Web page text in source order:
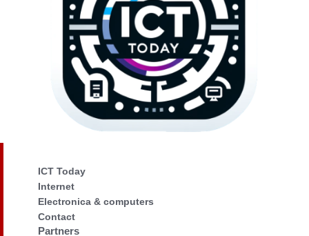
ICT Today
Internet
Electronica & computers
Contact
Partners